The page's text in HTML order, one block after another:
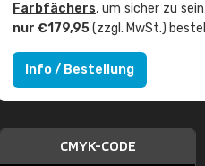
Farbfächers, um sicher zu
nur €179,95(zzgl. MwSt.)
Info / Bestellung
CMYK-CODE